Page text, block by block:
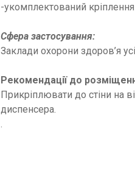
-укомплектований
Сфера застосування:
Заклади охорони здоров’я
Рекомендації до
Прикріплювати до стіни на
диспенсера.
.